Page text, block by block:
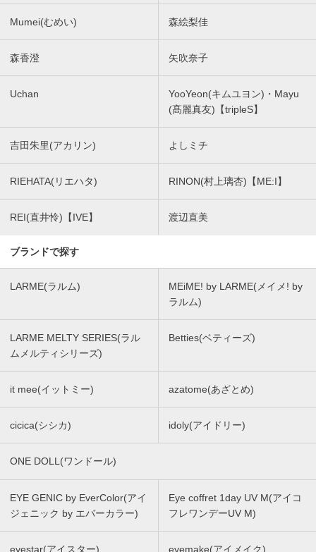
Mumei(むめい) 森絵梨佳
森香澄 矢吹奈子
Uchan
YooYeon(キムユヨン)・Mayu
(髙麗真友)【tripleS】
吉田朱里(アカリン) よしミチ
RIEHATA(リエハタ) RINON(村上璃杏)【ME:I】
REI(直井怜)【IVE】 渡辺直美
ブランドで探す
LARME(ラルム)
MEiME! by LARME(メイメ! by
ラルム)
LARME MELTY SERIES(ラル
ムメルティシリーズ)
Betties(ベティーズ)
it mee(イットミー) azatome(あざとめ)
cicica(シシカ) idoly(アイドリー)
ONE DOLL(ワンドール)
EYE GENIC by EverColor(アイ
ジェニック by エバーカラー)
Eye coffret 1day UV M(アイコ
フレワンデーUV M)
eyestar(アイスター) eyemake(アイメイク)